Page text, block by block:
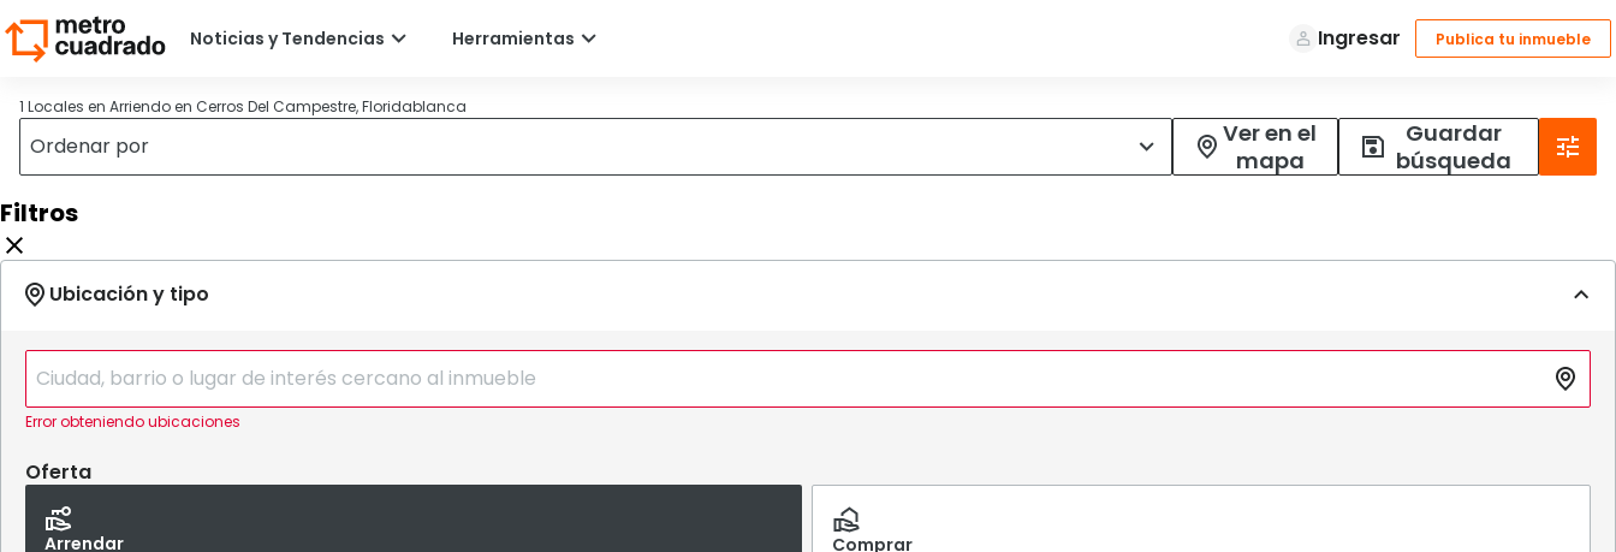
1 Locales en Arriendo en Cerros Del Campestre, Floridablanca
Ver en el
mapa
Guardar
búsqueda
Filtros
Error obteniendo ubicaciones
Oferta
Arrendar Comprar